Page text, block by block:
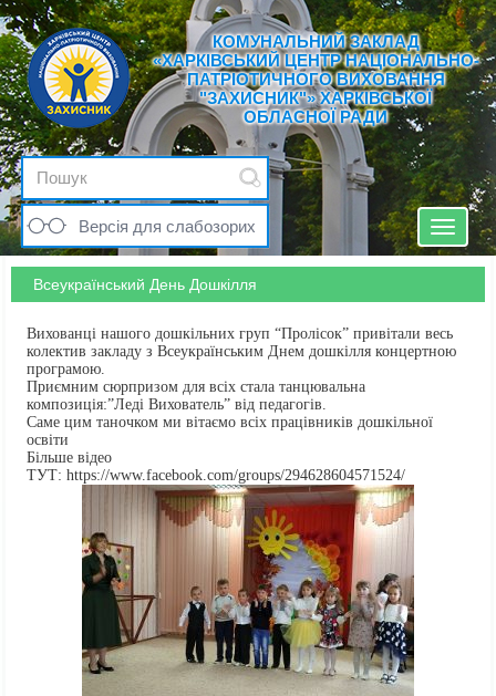
КОМУНАЛЬНИЙ ЗАКЛАД
«ХАРКІВСЬКИЙ ЦЕНТР НАЦІОНАЛЬНО-
ПАТРІОТИЧНОГО ВИХОВАННЯ
"ЗАХИСНИК"» ХАРКІВСЬКОЇ
ОБЛАСНОЇ РАДИ
Версія для слабозорих
Toggle
Всеукраїнський День Дошкілля
Вихованці нашого дошкільних груп “Пролісок” привітали весь
колектив закладу з Всеукраїнським Днем дошкілля концертною
програмою.
Приємним сюрпризом для всіх стала танцювальна
композиція:”Леді Вихователь” від педагогів.
Саме цим таночком ми вітаємо всіх працівників дошкільної
освіти
Більше відео
ТУТ: https://www.facebook.com/groups/294628604571524/